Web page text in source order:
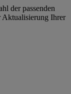
der passenden
Aktualisierung Ihrer